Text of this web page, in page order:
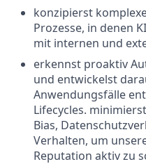
konzipierst
Prozesse, in denen
mit internen und
erkennst proaktiv
und entwickelst
Anwendungsfälle
Lifecycles.
Bias,
Verhalten, um
Reputation aktiv zu